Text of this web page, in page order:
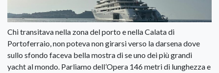
Chi transitava nella zona del porto e nella Calata di
Portoferraio, non poteva non girarsi verso la darsena dove
sullo sfondo faceva bella mostra di se uno dei più grandi
yacht al mondo. Parliamo dell’Opera 146 metri di lunghezza e